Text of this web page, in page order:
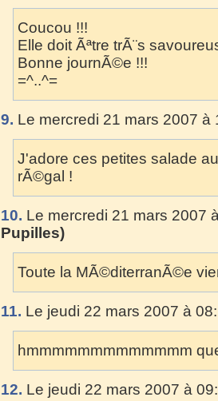
Coucou !!!
Elle doit Ãªtre trÃ¨s
Bonne journÃ©e !!!
=^..^=
9. Le mercredi 21 mars 2007
J'adore ces petites salade
rÃ©gal !
10. Le mercredi 21 mars 2007
Pupilles)
Toute la MÃ©diterranÃ©e
11. Le jeudi 22 mars 2007 à
hmmmmmmmmmmmmm
12. Le jeudi 22 mars 2007 à